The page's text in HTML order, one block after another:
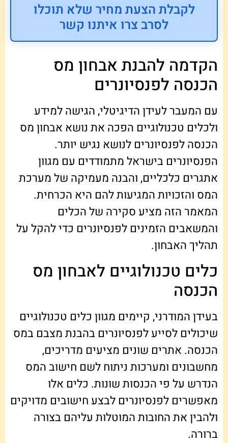
לקבלת הצעת מחיר שלא תוכלו
לסרב צרו איתנו קשר
הקדמה להבנת אבחון מס
הכנסה לפנסיונרים
עם המעבר לעידן הדיגיטלי, הגישה למידע
ולכלים טכנולוגיים הפכה את נושא אבחון מס
הכנסה לפנסיונרים לנושא נגיש יותר.
הפנסיונרים בישראל מתמודדים עם מגוון
אתגרים כלכליים, והבנה מעמיקה של מערכת
המס והזכויות המגיעות להם היא הכרחית.
המאמר הזה מציע סקירה של הכלים
והמשאבים הזמינים לפנסיונרים כדי להקל על
תהליך האבחון.
כלים טכנולוגיים לאבחון מס
הכנסה
בעידן המודרני, קיימים מגוון כלים טכנולוגיים
שיכולים לסייע לפנסיונרים בהבנת מצבם במס
הכנסה. אתרים שונים מציעים מדריכים,
מחשבונים ומערכות ניתוח לשם חישוב המס
הנדרש על פי הכנסות שונות. כלים אלו
מאפשרים לפנסיונרים לבצע חישובים מדויקים
ולהבין את החובות המוטלות עליהם בצורה
ברורה.